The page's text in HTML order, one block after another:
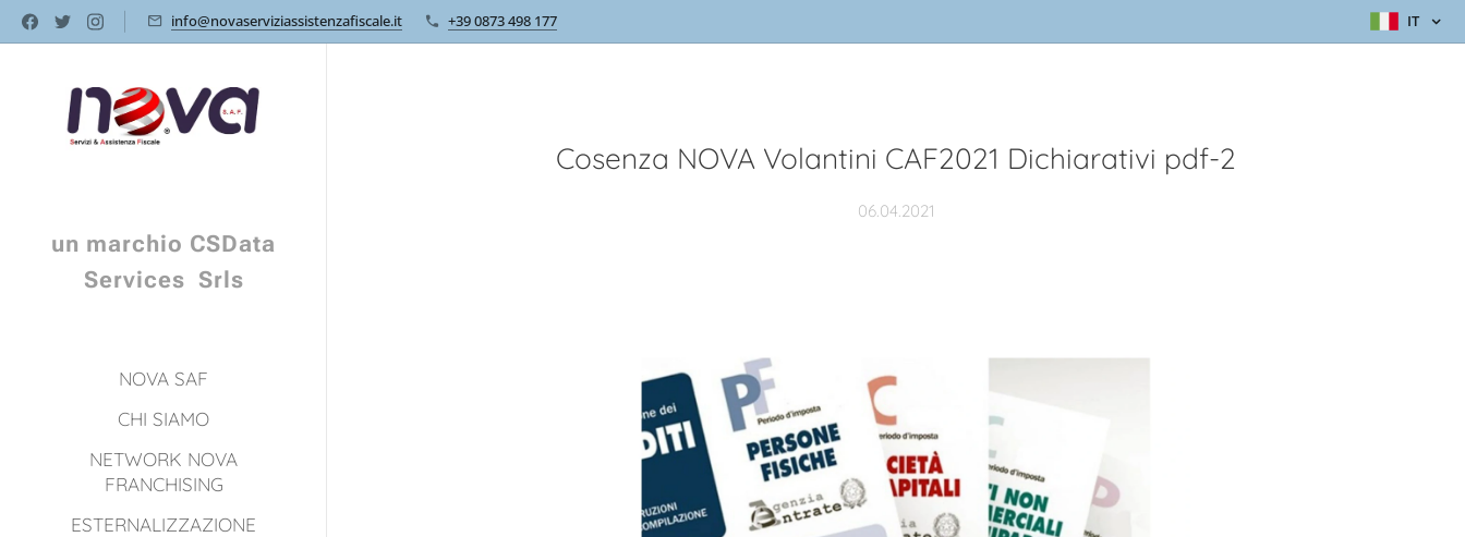
info@novaserviziassistenzafiscale.it +39 0873 498 177 IT
un marchio CSData
Services Srls
NOVA SAF
CHI SIAMO
NETWORK NOVA
FRANCHISING
ESTERNALIZZAZIONE
Cosenza NOVA Volantini CAF2021 Dichiarativi pdf-2
06.04.2021